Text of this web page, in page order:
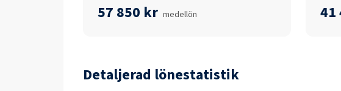
57 850 kr medellön 41
Detaljerad lönestatistik